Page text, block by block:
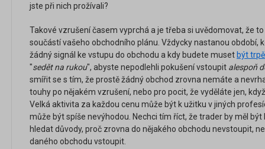
jste při nich prožívali?
Takové vzrušení časem vyprchá a je třeba si uvědomovat, že
součástí vašeho obchodního plánu. Vždycky nastanou období,
žádný signál ke vstupu do obchodu a kdy budete muset být
"sedět na rukou", abyste nepodlehli pokušení vstoupit alespoň
smířit se s tím, že prostě žádný obchod zrovna nemáte a
touhy po nějakém vzrušení, nebo pro pocit, že vyděláte jen,
Velká aktivita za každou cenu může být k užitku v jiných
může být spíše nevýhodou. Nechci tím říct, že trader by měl být
hledat důvody, proč zrovna do nějakého obchodu nevstoupit,
daného obchodu vstoupit.